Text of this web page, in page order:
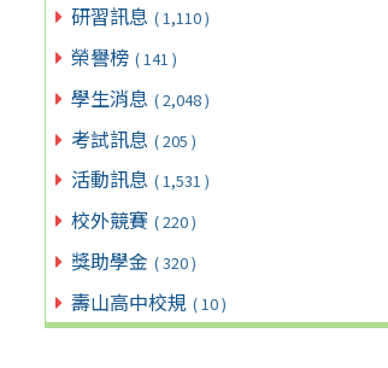
研習訊息 ( 1,110 )
榮譽榜 ( 141 )
學生消息 ( 2,048 )
考試訊息 ( 205 )
活動訊息 ( 1,531 )
校外競賽 ( 220 )
獎助學金 ( 320 )
壽山高中校規 ( 10 )